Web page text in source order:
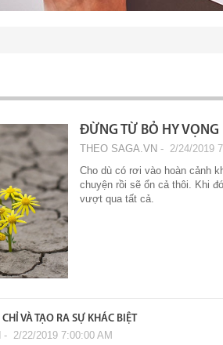
ĐỪNG TỪ BỎ HY VỌNG
THEO SAGA.VN ‐ 2/24/2019
Cho dù có rơi vào hoàn cảnh
chuyện rồi sẽ ổn cả thôi. Khi
vượt qua tất cả.
VÀ TẠO RA SỰ KHÁC BIỆT
‐ 2/22/2019 7:00:00 AM